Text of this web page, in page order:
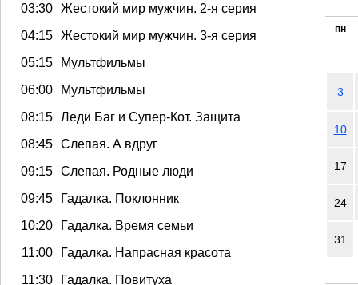
03:30 Жестокий мир мужчин. 2-я серия
04:15 Жестокий мир мужчин. 3-я серия
05:15
Мультфильмы
06:00
Мультфильмы
08:15 Леди Баг и Супер-Кот. Защита
08:45 Слепая. А вдруг
09:15 Слепая. Родные люди
09:45
Гадалка. Поклонник
10:20
Гадалка. Время семьи
11:00
Гадалка. Напрасная красота
11:30
Гадалка. Повитуха
пн
3
10
17
24
31